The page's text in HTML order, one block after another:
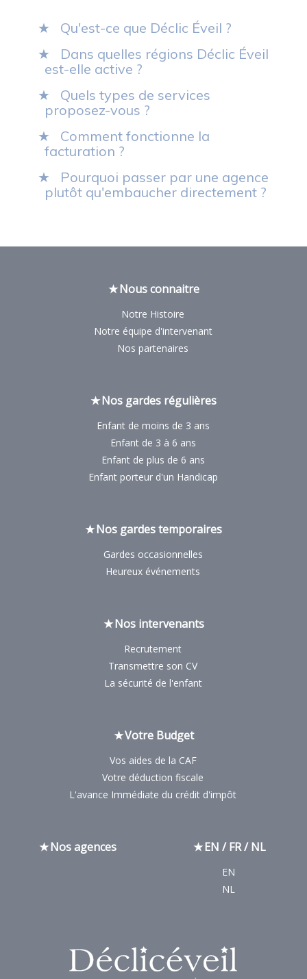
Qu'est-ce que Déclic Éveil ?
Dans quelles régions Déclic Éveil
est-elle active ?
Quels types de services
proposez-vous ?
Comment fonctionne la
facturation ?
Pourquoi passer par une agence
plutôt qu'embaucher directement ?
Nous connaitre
Notre Histoire
Notre équipe d'intervenant
Nos partenaires
Nos gardes régulières
Enfant de moins de 3 ans
Enfant de 3 à 6 ans
Enfant de plus de 6 ans
Enfant porteur d'un Handicap
Nos gardes temporaires
Gardes occasionnelles
Heureux événements
Nos intervenants
Recrutement
Transmettre son CV
La sécurité de l'enfant
Votre Budget
Vos aides de la CAF
Votre déduction fiscale
L'avance Immédiate du crédit d'impôt
Nos agences EN / FR / NL
EN
NL